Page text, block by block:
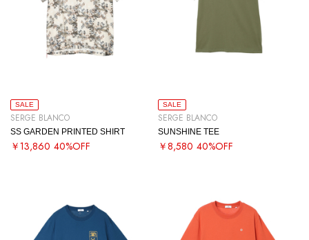
SALE
SERGE BLANCO
SS GARDEN PRINTED SHIRT
￥13,860 40%OFF
SALE
SERGE BLANCO
SUNSHINE TEE
￥8,580 40%OFF